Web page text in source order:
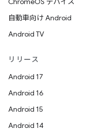
自動車向け Android
Android TV
リリース
Android 17
Android 16
Android 15
Android 14